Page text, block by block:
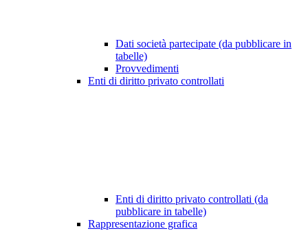
Dati società partecipate (da pubblicare in
tabelle)
Provvedimenti
Enti di diritto privato controllati
Enti di diritto privato controllati (da
pubblicare in tabelle)
Rappresentazione grafica